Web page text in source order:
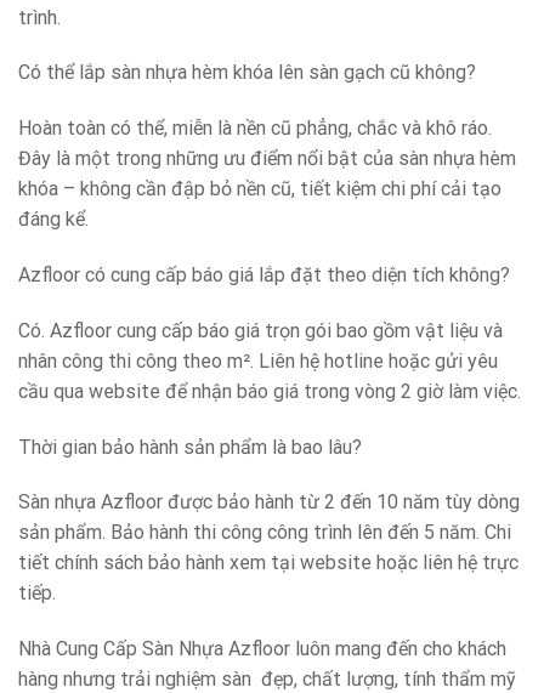
trình.
Có thể lắp sàn nhựa hèm khóa lên sàn gạch cũ không?
Hoàn toàn có thể, miễn là nền cũ phẳng, chắc và khô ráo.
Đây là một trong những ưu điểm nổi bật của sàn nhựa hèm
khóa – không cần đập bỏ nền cũ, tiết kiệm chi phí cải tạo
đáng kể.
Azfloor có cung cấp báo giá lắp đặt theo diện tích không?
Có. Azfloor cung cấp báo giá trọn gói bao gồm vật liệu và
nhân công thi công theo m². Liên hệ hotline hoặc gửi yêu
cầu qua website để nhận báo giá trong vòng 2 giờ làm việc.
Thời gian bảo hành sản phẩm là bao lâu?
Sàn nhựa Azfloor được bảo hành từ 2 đến 10 năm tùy dòng
sản phẩm. Bảo hành thi công công trình lên đến 5 năm. Chi
tiết chính sách bảo hành xem tại website hoặc liên hệ trực
tiếp.
Nhà Cung Cấp Sàn Nhựa Azfloor luôn mang đến cho khách
hàng nhưng trải nghiệm sàn đẹp, chất lượng, tính thẩm mỹ